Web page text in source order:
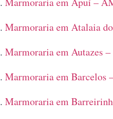
Marmoraria em Atalaia
Marmoraria em Autazes
Marmoraria em Barcelos
Marmoraria em